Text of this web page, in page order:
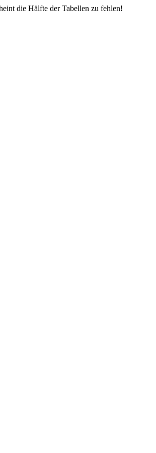
die Hälfte der Tabellen zu fehlen!